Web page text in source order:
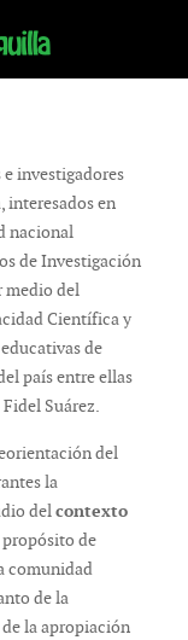
e investigadores
interesados en
nacional
de Investigación
medio del
Científica y
de
país entre ellas
Suárez.
del
la
delcontexto
propósito de
comunidad
de la
la apropiación